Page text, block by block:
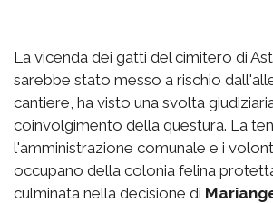
La vicenda dei gatti del cimitero di
sarebbe stato messo a rischio
cantiere, ha visto una svolta
coinvolgimento della questura. La
l'amministrazione comunale e i
occupano della colonia felina
culminata nella decisione di